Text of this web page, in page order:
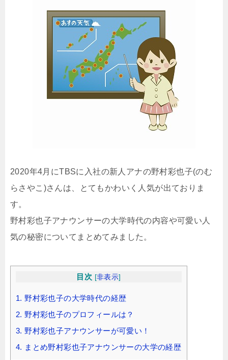
2020年4月にTBSに入社の新人アナの野村彩也子(のむ
らさやこ)さんは、とてもかわいく人気が出ておりま
す。
野村彩也子アナウンサーの大学時代の内容や可愛い人
気の秘密についてまとめてみました。
目次 [非表示]
1. 野村彩也子の大学時代の経歴
2. 野村彩也子のプロフィールは？
3. 野村彩也子アナウンサーが可愛い！
4. まとめ野村彩也子アナウンサーの大学の経歴